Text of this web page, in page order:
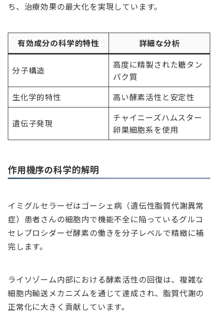
ち、治療効果の最大化を実現しています。
有効成分の科学的特性 詳細な分析
分子構造
高度に精製された糖タン
パク質
生化学的特性
高い酵素活性と安定性
遺伝子発現
チャイニーズハムスター
卵巣細胞系を使用
作用機序の科学的解明
イミグルセラーゼはゴーシェ病（遺伝性脂質代謝異常
症）患者さんの細胞内で機能不全に陥っているグルコ
セレブロシダーゼ酵素の働きを分子レベルで精緻に補
完します。
ライソゾーム内部における酵素活性の回復は、複雑な
細胞内輸送メカニズムを通じて達成され、脂質代謝の
正常化に大きく貢献しています。